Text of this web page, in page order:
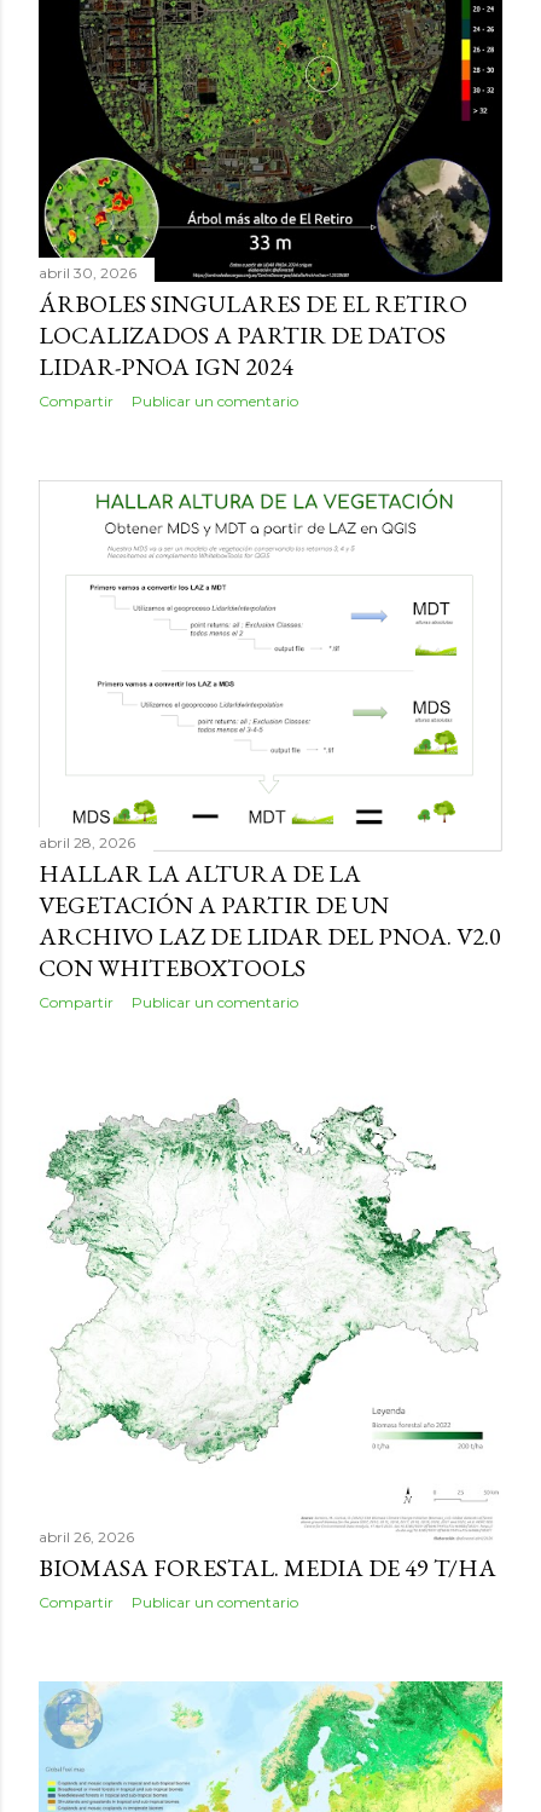
abril 30, 2026
ÁRBOLES SINGULARES DE EL RETIRO
LOCALIZADOS A PARTIR DE DATOS
LIDAR-PNOA IGN 2024
Compartir Publicar un comentario
abril 28, 2026
HALLAR LA ALTURA DE LA
VEGETACIÓN A PARTIR DE UN
ARCHIVO LAZ DE LIDAR DEL PNOA. V2.0
CON WHITEBOXTOOLS
Compartir Publicar un comentario
abril 26, 2026
BIOMASA FORESTAL. MEDIA DE 49 T/HA
Compartir Publicar un comentario